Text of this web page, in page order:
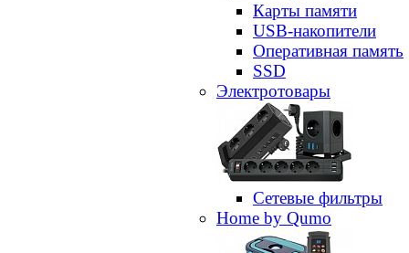
Карты памяти
USB-накопители
Оперативная память
SSD
Электротовары
Сетевые фильтры
Home by Qumo